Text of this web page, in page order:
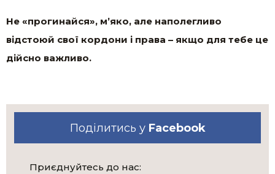
Не «прогинайся», м’яко, але наполегливо
відстоюй свої кордони і права – якщо для тебе це
дійсно важливо.
Поділитись у Facebook
Приєднуйтесь до нас: